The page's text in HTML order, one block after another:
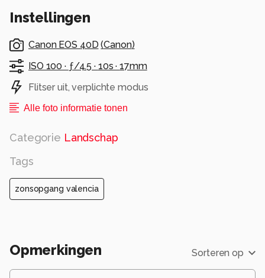
Alle rechten voorbehouden
Instellingen
Canon EOS 40D (Canon)
ISO 100 · ƒ/4.5 · 10s ·17mm
Flitser uit, verplichte modus
Alle foto informatie tonen
Categorie Landschap
Tags
zonsopgang valencia
Opmerkingen Sorteren op